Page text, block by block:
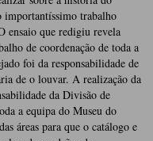
importantíssimo trabalho
ensaio que redigiu revela
de coordenação de toda a
foi da responsabilidade de
de o louvar. A realização da
da Divisão de
a equipa do Museu do
áreas para que o catálogo e